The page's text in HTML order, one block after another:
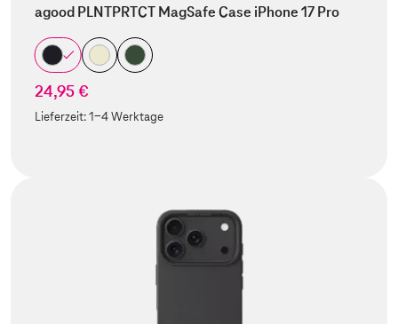
agood PLNTPRTCT MagSafe Case iPhone 17 Pro
24,95 €
Lieferzeit:1-4 Werktage